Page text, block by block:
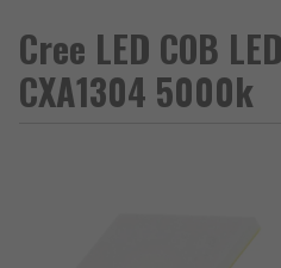
Cree LED COB
CXA1304 5000k